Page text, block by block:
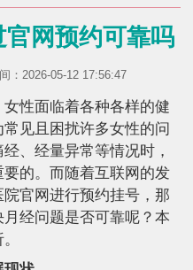
网预约可靠吗
：2026-05-12 17:56:47
性面临着各种各样的健
见且困扰许多女性的问
、经量异常等情况时，
的。而随着互联网的发
官网进行预约挂号，那
经问题是否可靠呢？本